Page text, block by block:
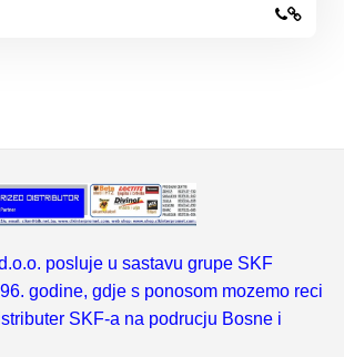
posluje u sastavu grupe SKF
godine, gdje s ponosom mozemo reci
SKF-a na podrucju Bosne i